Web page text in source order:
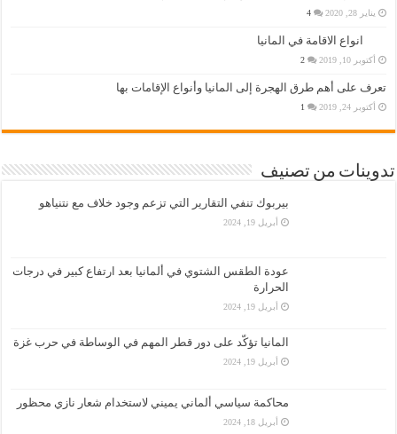
يناير 28, 2020 4
انواع الاقامة في المانيا
أكتوبر 10, 2019 2
تعرف على أهم طرق الهجرة إلى المانيا وأنواع الإقامات بها
أكتوبر 24, 2019 1
تدوينات من تصنيف
بيربوك تنفي التقارير التي تزعم وجود خلاف مع نتنياهو
أبريل 19, 2024
عودة الطقس الشتوي في ألمانيا بعد ارتفاع كبير في درجات
الحرارة
أبريل 19, 2024
المانيا تؤكّد على دور قطر المهم في الوساطة في حرب غزة
أبريل 19, 2024
محاكمة سياسي ألماني يميني لاستخدام شعار نازي محظور
أبريل 18, 2024